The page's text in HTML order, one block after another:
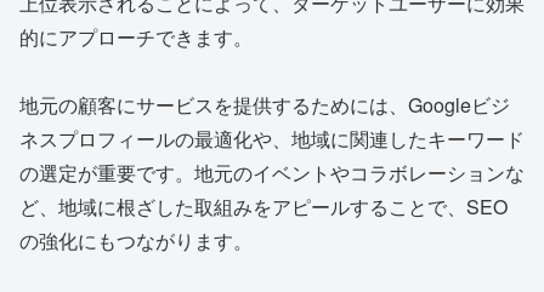
的にアプローチできます。
地元の顧客にサービスを提供するためには、Googleビジ
ネスプロフィールの最適化や、地域に関連したキーワード
の選定が重要です。地元のイベントやコラボレーションな
ど、地域に根ざした取組みをアピールすることで、SEO
の強化にもつながります。